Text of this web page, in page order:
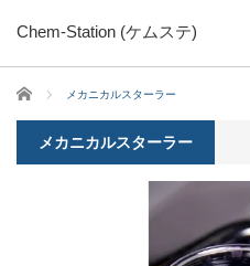
Chem-Station (ケムステ)
ホーム メカニカルスターラー
メカニカルスターラー